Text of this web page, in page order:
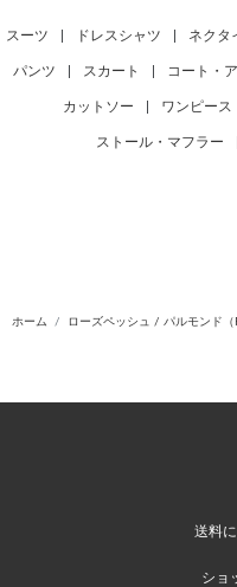
スーツ ドレスシャツ ネクタ
パンツ スカート コート・
カットソー ワンピース
ストール・マフラー
ホーム ローズペッシュ / パルモンド（
送料
ショ